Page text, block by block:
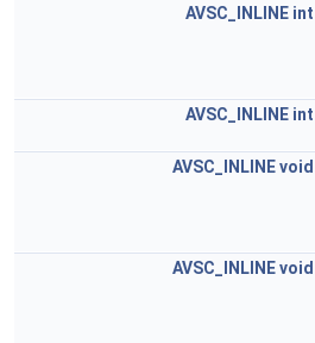
AVSC_INLINE int
AVSC_INLINE int
AVSC_INLINEvoid
AVSC_INLINEvoid